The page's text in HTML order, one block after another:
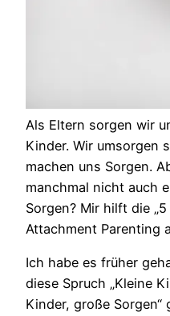
Als Eltern sorgen wir
Kinder. Wir umsorgen
machen uns Sorgen.
manchmal nicht auch
Sorgen? Mir hilft die
Attachment Parenting
Ich habe es früher
diese Spruch „Kleine
Kinder, große